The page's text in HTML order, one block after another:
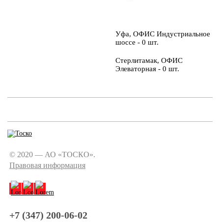
Уфа, ОФИС Индустриальное
шоссе - 0 шт.
Стерлитамак, ОФИС
Элеваторная - 0 шт.
© 2020 — АО «ТОСКО».
Правовая информация
+7 (347) 200-06-02